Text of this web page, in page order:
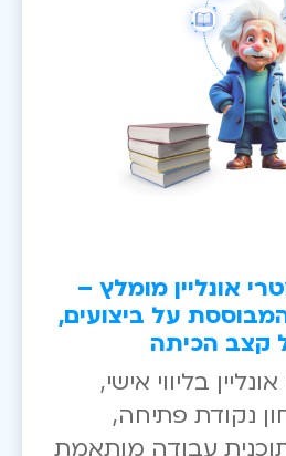
אונליין מומלץ –
על ביצועים,
קצב הכיתה
בליווי אישי,
נקודת פתיחה,